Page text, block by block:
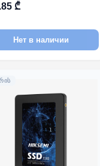
₾
Нет в наличии